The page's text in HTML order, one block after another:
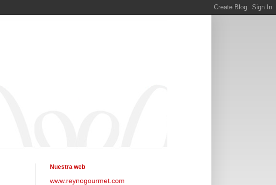
Nuestra web
www.reynogourmet.com